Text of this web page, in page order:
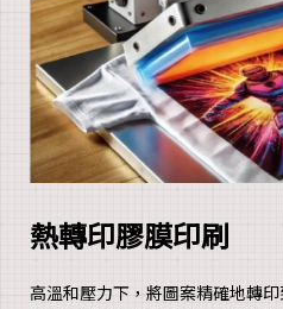
熱轉印膠膜印刷
高溫和壓力下，將圖案精確地轉